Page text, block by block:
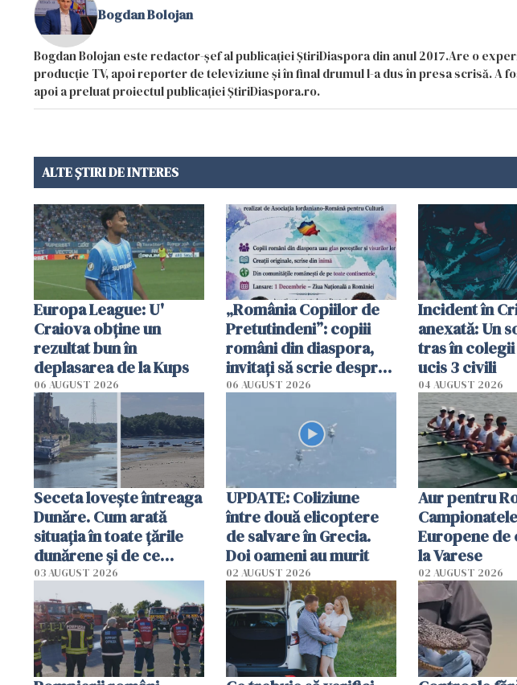
Bogdan Bolojan
Bogdan Bolojan este redactor-șef al publicației ȘtiriDiaspora din anul 2017.Are o
producție TV, apoi reporter de televiziune și în final drumul l-a dus în presa scrisă. A
apoi a preluat proiectul publicației ȘtiriDiaspora.ro.
ALTE ȘTIRI DE INTERES
Europa League: U'
Craiova obține un
rezultat bun în
deplasarea de la Kups
06 AUGUST 2026
„România Copiilor de
Pretutindeni”: copiii
români din diaspora,
invitați să scrie despre
România într-un volum
06 AUGUST 2026
Incident în
anexată: Un
tras în colegii
ucis 3 civili
04 AUGUST 2026
Seceta lovește întreaga
Dunăre. Cum arată
situația în toate țările
dunărene și de ce
România resimte
efectele, deși a plouat
în iulie
03 AUGUST 2026
UPDATE: Coliziune
între două elicoptere
de salvare în Grecia.
Doi oameni au murit
02 AUGUST 2026
Aur pentru
Campionatele
Europene de
la Varese
02 AUGUST 2026